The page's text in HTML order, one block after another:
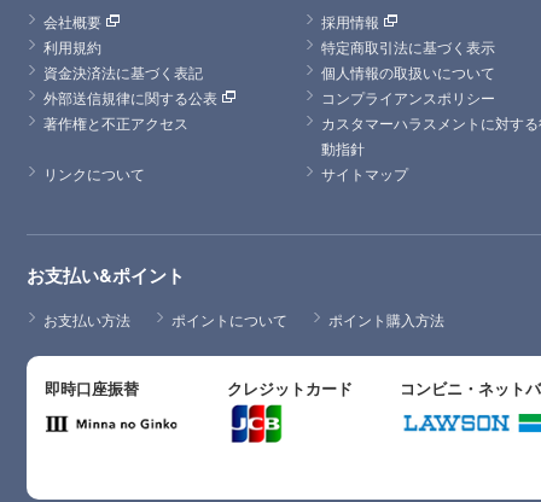
会社概要
採用情報
利用規約
特定商取引法に基づく表示
資金決済法に基づく表記
個人情報の取扱いについて
外部送信規律に関する公表
コンプライアンスポリシー
著作権と不正アクセス
カスタマーハラスメントに対す
動指針
リンクについて
サイトマップ
お支払い&ポイント
お支払い方法 ポイントについて ポイント購入方法
即時口座振替 クレジットカード コンビニ・ネット